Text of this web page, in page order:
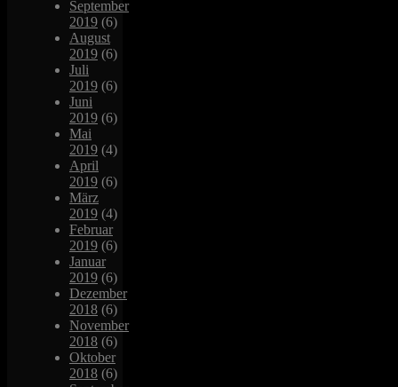
September
2019 (6)
August
2019 (6)
Juli
2019 (6)
Juni
2019 (6)
Mai
2019 (4)
April
2019 (6)
März
2019 (4)
Februar
2019 (6)
Januar
2019 (6)
Dezember
2018 (6)
November
2018 (6)
Oktober
2018 (6)